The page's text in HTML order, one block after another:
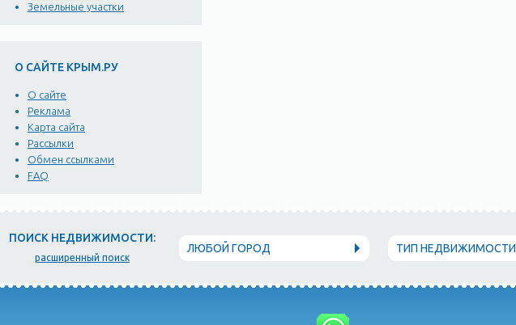
Земельные участки
О САЙТЕ КРЫМ.РУ
О сайте
Реклама
Карта сайта
Рассылки
Обмен ссылками
FAQ
ПОИСК НЕДВИЖИМОСТИ:
расширенный поиск
ЛЮБОЙ ГОРОД ТИП НЕДВИЖИМОСТИ